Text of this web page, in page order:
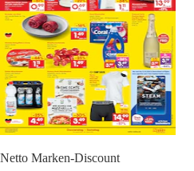
Netto Marken-Discount